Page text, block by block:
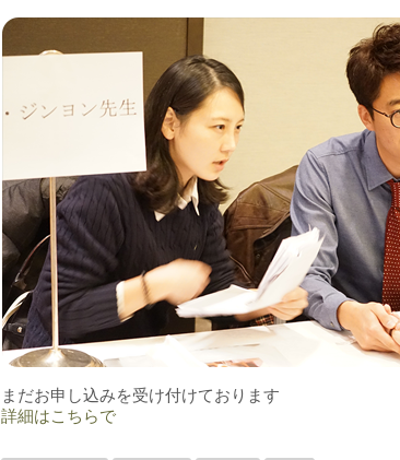
まだお申し込みを受け付けております
詳細はこちらで